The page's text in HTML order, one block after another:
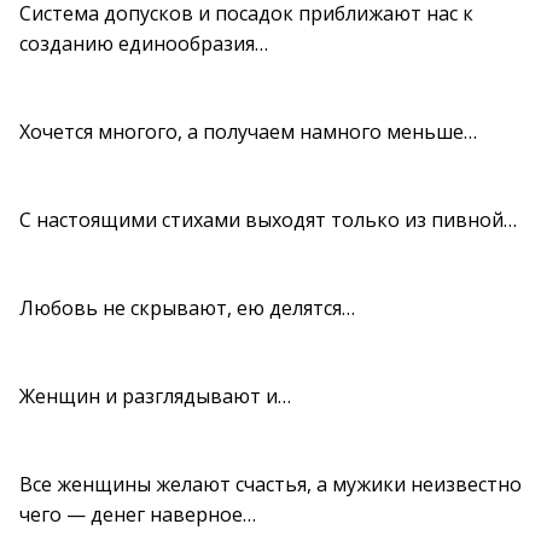
Система допусков и посадок приближают нас к
созданию единообразия…
Хочется многого, а получаем намного меньше…
С настоящими стихами выходят только из пивной…
Любовь не скрывают, ею делятся…
Женщин и разглядывают и…
Все женщины желают счастья, а мужики неизвестно
чего — денег наверное…